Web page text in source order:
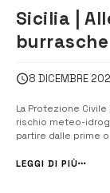
Sicilia |
8 DICEMBRE
La Protezione
rischio meteo-
partire dalle prime
raggiungere punte
LEGGI DI PIÙ